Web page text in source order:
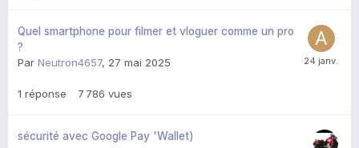
Quel smartphone pour filmer et vloguer comme un pro
?
Par Neutron4657, 27 mai 2025
1 réponse 7 786 vues
sécurité avec Google Pay 'Wallet)